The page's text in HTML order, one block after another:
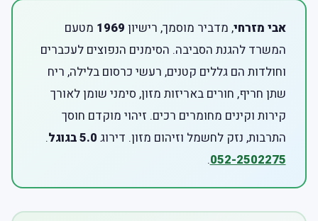
אבי מזרחי, מדביר מוסמך, רישיון 1969 מטעם
המשרד להגנת הסביבה. הסימנים הנפוצים לעכברים
וחולדות הם גללים קטנים, רעשי כרסום בלילה, ריח
שתן חריף, חורים באריזות מזון, סימני שומן לאורך
קירות וקינים מחומרים רכים. זיהוי מוקדם חוסך
התרבות, נזק לחשמל וזיהום מזון. דירוג 5.0 בגוגל
.
052-2502275
.